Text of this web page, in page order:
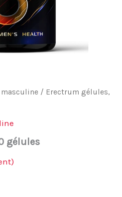
/ Erectrum gélules,
gélules